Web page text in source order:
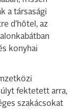
a társasági
d’hôtel, az
konyhai
fektetett arra,
szakácsokat